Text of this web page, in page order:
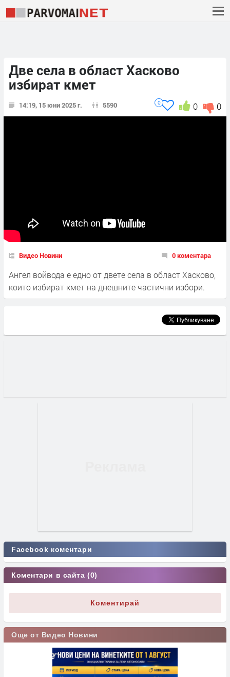
Две села в област Хасково
избират кмет
14:19, 15 юни 2025 г. 5590 0
0
0
Видео Новини 0 коментара
Ангел войвода е едно от двете села в област Хасково,
които избират кмет на днешните частични избори.
Facebook коментари
Коментари в сайта (0)
Коментирай
Още от Видео Новини